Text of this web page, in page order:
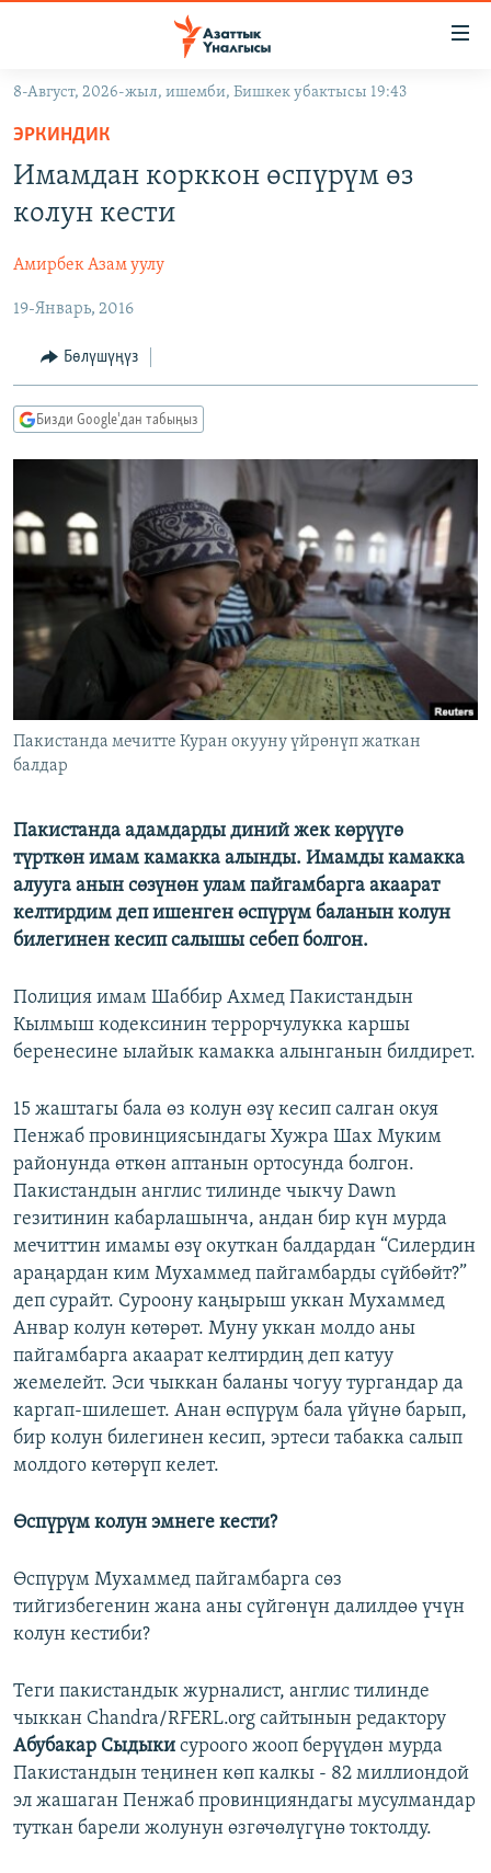
Навигацияга
өтүңүз
Издөөгө
салыңыз
ЭКОНОМИКА
МАДАНИЯТ
БОРБОР АЗИЯ
УКРАИНА
АТАЙЫН ИЛИКТӨӨ
ТВ ПРОГРАММАЛАР
БҮГҮН АЗАТТЫКТА
БИЗ ЖАНА ДҮЙНӨ
ДАНИСТЕ
ЭЖЕ-СИҢДИЛЕР
АЗАТТЫК+
ЫҢГАЙСЫЗ СУРООЛОР
ПОДКАСТ
ӨЗГӨЧӨ ПИКИР
ОНЛАЙН ШЕРИНЕ
ЭЕ/АРнун бардык сайттары
8-Август, 2026-жыл, ишемби, Бишкек убактысы 19:43
ЭРКИНДИК
Имамдан корккон өспүрүм өз
колун кести
Амирбек Азам уулу
19-Январь, 2016
Бөлүшүңүз
Бизди Google'дан табыңыз
Пакистанда мечитте Куран окууну үйрөнүп жаткан
балдар
Пакистанда адамдарды диний жек көрүүгө
түрткөн имам камакка алынды. Имамды камакка
алууга анын сөзүнөн улам пайгамбарга акаарат
келтирдим деп ишенген өспүрүм баланын колун
билегинен кесип салышы себеп болгон.
Полиция имам Шаббир Ахмед Пакистандын
Кылмыш кодексинин террорчулукка каршы
беренесине ылайык камакка алынганын билдирет.
15 жаштагы бала өз колун өзү кесип салган окуя
Пенжаб провинциясындагы Хужра Шах Муким
районунда өткөн аптанын ортосунда болгон.
Пакистандын англис тилинде чыкчу Dawn
гезитинин кабарлашынча, андан бир күн мурда
мечиттин имамы өзү окуткан балдардан “Силердин
араңардан ким Мухаммед пайгамбарды сүйбөйт?”
деп сурайт. Суроону каңырыш уккан Мухаммед
Анвар колун көтөрөт. Муну уккан молдо аны
пайгамбарга акаарат келтирдиң деп катуу
жемелейт. Эси чыккан баланы чогуу тургандар да
каргап-шилешет. Анан өспүрүм бала үйүнө барып,
бир колун билегинен кесип, эртеси табакка салып
молдого көтөрүп келет.
Өспүрүм колун эмнеге кести?
Өспүрүм Мухаммед пайгамбарга сөз
тийгизбегенин жана аны сүйгөнүн далилдөө үчүн
колун кестиби?
Теги пакистандык журналист, англис тилинде
чыккан Chandra/RFERL.org сайтынын редактору
Абубакар Сыдыки суроого жооп берүүдөн мурда
Пакистандын теңинен көп калкы - 82 миллиондой
эл жашаган Пенжаб провинцияндагы мусулмандар
туткан барели жолунун өзгөчөлүгүнө токтолду.